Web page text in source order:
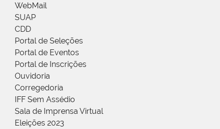
WebMail
SUAP
CDD
Portal de Seleções
Portal de Eventos
Portal de Inscrições
Ouvidoria
Corregedoria
IFF Sem Assédio
Sala de Imprensa Virtual
Eleições 2023